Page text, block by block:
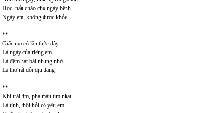
Học nấu cháo cho ngày bệnh
Ngày em, không được khỏe
**
Giấc mơ có lần thức dậy
Là ngày của riêng em
Là đêm hát bài nhung nhớ
Là thơ rất đỗi dịu dàng
**
Khi trái tim, pha màu tím nhạt
Là tình, thôi hỏi có yêu em